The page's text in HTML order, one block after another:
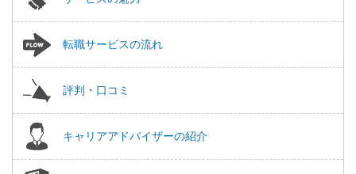
転職サービスの流れ
評判・口コミ
キャリアアドバイザーの紹介